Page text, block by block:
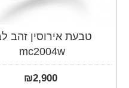
טבעת אירוסין זהב לבן
mc2004w
₪2,900